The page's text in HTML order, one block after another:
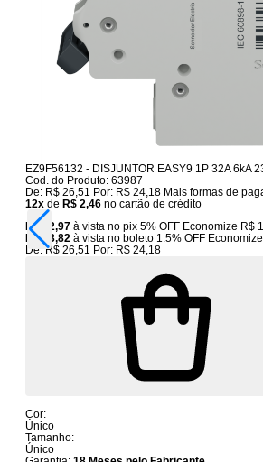
EZ9F56132 - DISJUNTOR EASY9 1P 32A 6kA
Cod. do Produto: 63987
De: R$ 26,51 Por: R$ 24,18 Mais formas de
12x de R$ 2,46 no cartão de crédito
R$ 22,97à vista no pix5% OFF Economize R$
R$ 23,82à vista no boleto 1.5% OFF Economize
De:R$ 26,51 Por: R$ 24,18
Cor:
Único
Tamanho:
Único